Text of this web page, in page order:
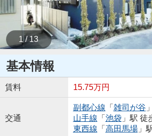
1 / 13
基本情報
賃料 15.75万円
交通
副都心線 「 雑司が谷
山手線 「 池袋 」駅 徒
東西線 「 高田馬場」